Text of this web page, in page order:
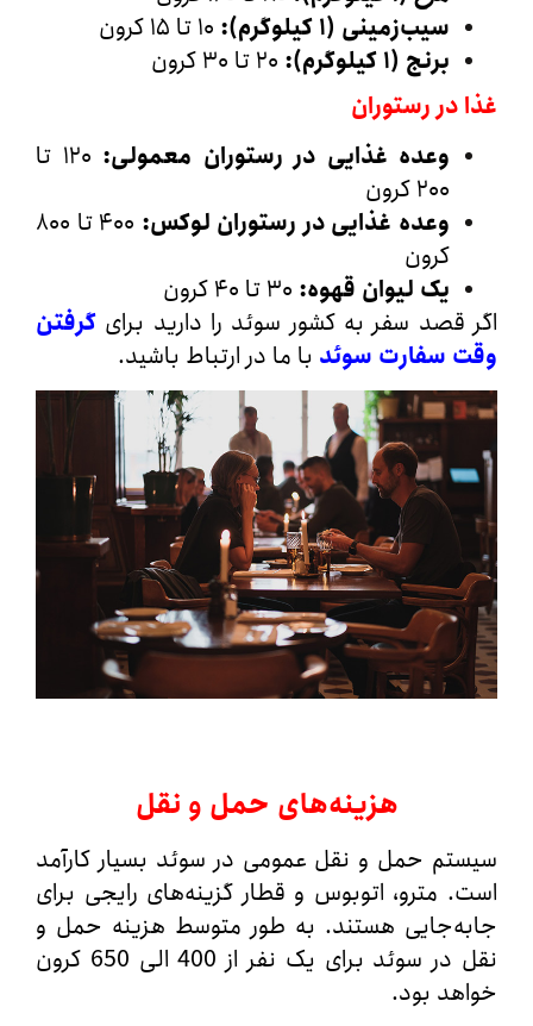
سیب‌زمینی (۱ کیلوگرم
):۱۰ تا ۱۵ کرون
برنج (۱ کیلوگرم
):۲۰ تا ۳۰ کرون
رستوران
وعده غذایی در رستوران معمولی:
۱۲۰ تا
وعده غذایی در رستوران لوکس:
۴۰۰ تا ۸۰۰
یک لیوان قهوه:۳۰ تا ۴۰ کرون
قصد سفر به کشور سوئد را دارید برایگرفتن
سفارت سوئدبا ما در ارتباط باشید.
هزینه‌های حمل و نقل
حمل‌ و نقل عمومی در سوئد بسیار کارآمد
مترو، اتوبوس و قطار گزینه‌های رایجی برای
هستند. به طور متوسط هزینه حمل و
نقل در سوئد برای یک نفر از 400 الی 650 کرون
بود.